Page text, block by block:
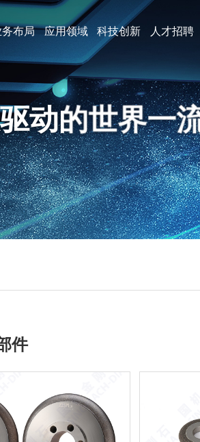
务布局 应用领域 科技创新 人才招聘
动的世界一
件